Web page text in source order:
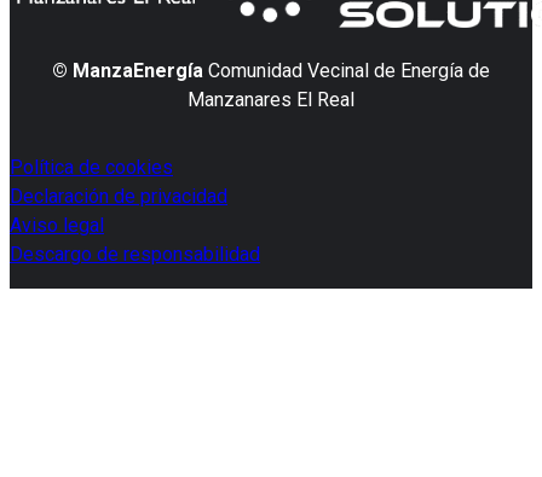
© ManzaEnergía Comunidad Vecinal de Energía de
Manzanares El Real
Política de cookies
Declaración de privacidad
Aviso legal
Descargo de responsabilidad